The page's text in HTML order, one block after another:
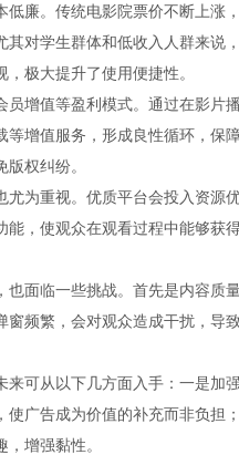
低廉。传统电影院票价不断上涨
其对学生群体和低收入人群来
极大提升了使用便捷性。
员增值等盈利模式。通过在影片
等增值服务，形成良性循环，保
权纠纷。
尤为重视。优质平台会投入资
能，使观众在观看过程中能够获
也面临一些挑战。首先是内容质
窗频繁，会对观众造成干扰，导
来可从以下几方面入手：一是
使广告成为价值的补充而非负
增强黏性。